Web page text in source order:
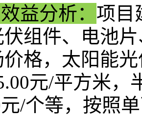
益分析： 项目
组件、电池
格，太阳能
元/平方米，
/个等，按照